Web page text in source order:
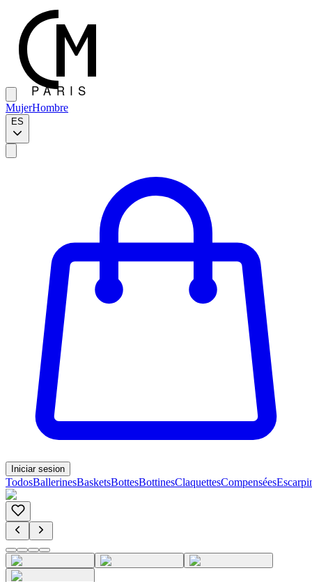
MujerHombre
ES
Iniciar sesion
TodosBallerinesBasketsBottesBottinesClaquettesCompensées